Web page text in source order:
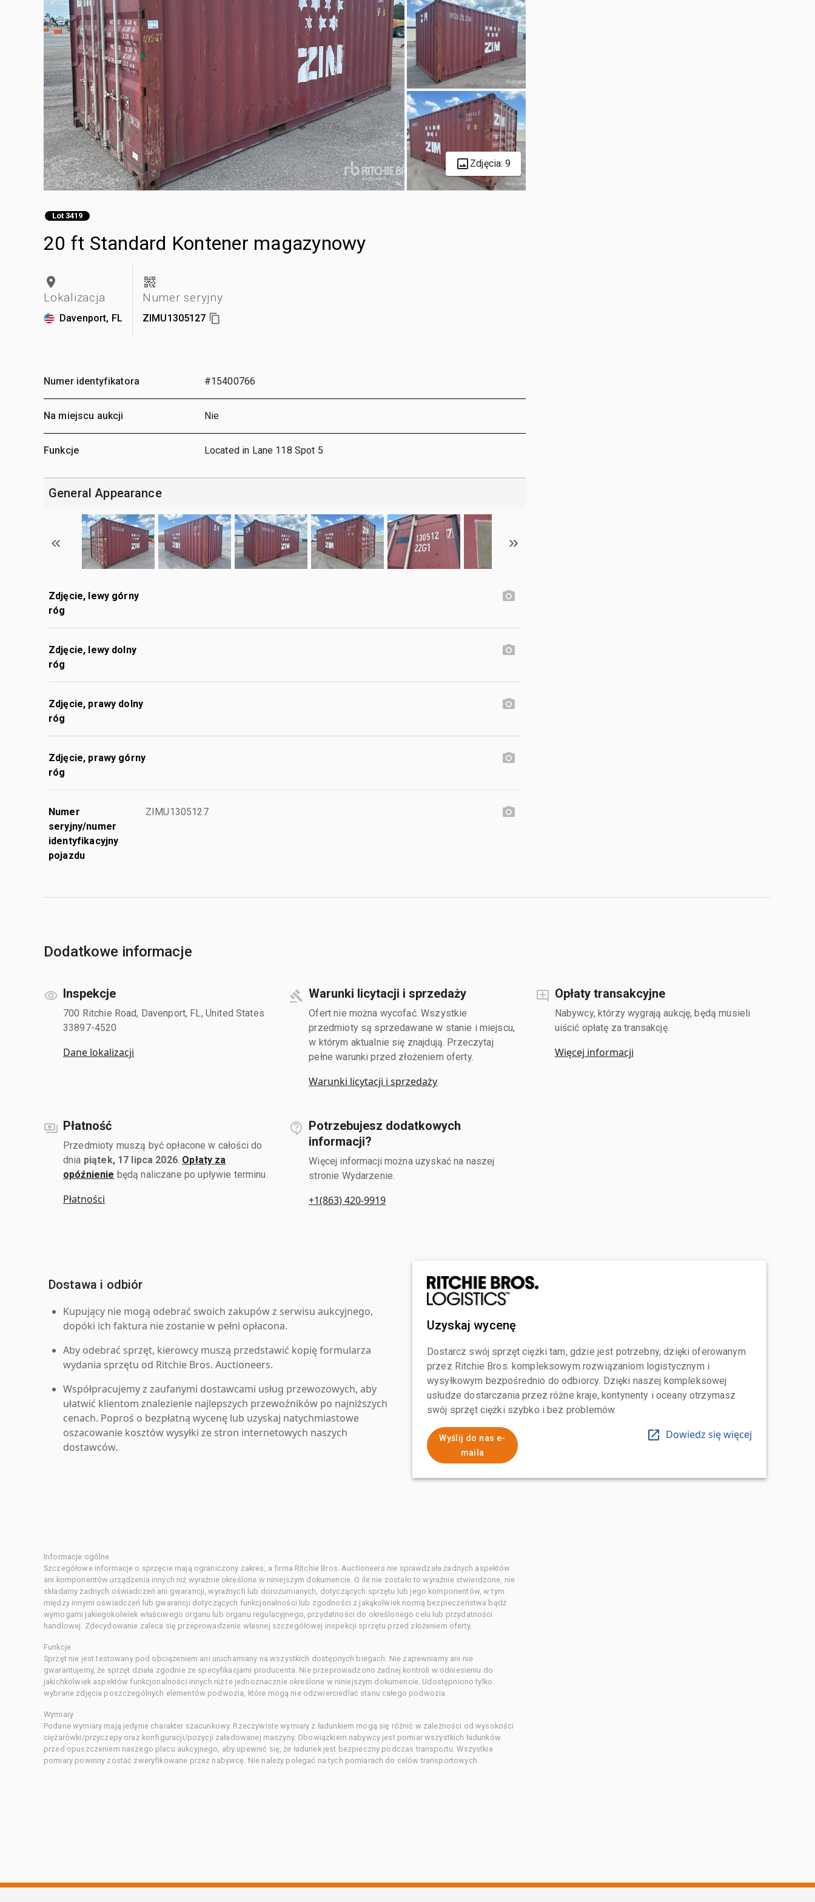
Zdjęcia: 9
Lot 3419
20 ft Standard Kontener magazynowy
Lokalizacja
Davenport, FL
Numer seryjny
ZIMU1305127
Numer identyfikatora #15400766
Na miejscu aukcji Nie
Funkcje Located in Lane 118 Spot 5
General Appearance
Zdjęcie, lewy górny
róg
Zdjęcie, lewy dolny
róg
Zdjęcie, prawy dolny
róg
Zdjęcie, prawy górny
róg
Numer
seryjny/numer
identyfikacyjny
pojazdu
ZIMU1305127
Dodatkowe informacje
Inspekcje
700 Ritchie Road, Davenport, FL, United States
33897-4520
Dane lokalizacji
Warunki licytacji i sprzedaży
Ofert nie można wycofać. Wszystkie
przedmioty są sprzedawane w stanie i miejscu,
w którym aktualnie się znajdują. Przeczytaj
pełne warunki przed złożeniem oferty.
Warunki licytacji i sprzedaży
Opłaty transakcyjne
Nabywcy, którzy wygrają aukcję, będą musieli
uiścić opłatę za transakcję.
Więcej informacji
Płatność
Przedmioty muszą być opłacone w całości do
dnia piątek, 17 lipca 2026. Opłaty za
opóźnienie będą naliczane po upływie terminu.
Płatności
Potrzebujesz dodatkowych
informacji?
Więcej informacji można uzyskać na naszej
stronie Wydarzenie.
+1(863) 420-9919
Dostawa i odbiór
Kupujący nie mogą odebrać swoich zakupów z serwisu aukcyjnego,
dopóki ich faktura nie zostanie w pełni opłacona.
Aby odebrać sprzęt, kierowcy muszą przedstawić kopię formularza
wydania sprzętu od Ritchie Bros. Auctioneers.
Współpracujemy z zaufanymi dostawcami usług przewozowych, aby
ułatwić klientom znalezienie najlepszych przewoźników po najniższych
cenach. Poproś o bezpłatną wycenę lub uzyskaj natychmiastowe
oszacowanie kosztów wysyłki ze stron internetowych naszych
dostawców.
Uzyskaj wycenę
Dostarcz swój sprzęt ciężki tam, gdzie jest potrzebny, dzięki oferowanym
przez Ritchie Bros. kompleksowym rozwiązaniom logistycznym i
wysyłkowym bezpośrednio do odbiorcy. Dzięki naszej kompleksowej
usłudze dostarczania przez różne kraje, kontynenty i oceany otrzymasz
swój sprzęt ciężki szybko i bez problemów.
Wyślij do nas e-
maila
Dowiedz się więcej
Informacje ogólne
Szczegółowe informacje o sprzęcie mają ograniczony zakres, a firma Ritchie Bros. Auctioneers nie sprawdzała żadnych aspektów
ani komponentów urządzenia innych niż wyraźnie określone w niniejszym dokumencie. O ile nie zostało to wyraźnie stwierdzone, nie
składamy żadnych oświadczeń ani gwarancji, wyraźnych lub dorozumianych, dotyczących sprzętu lub jego komponentów, w tym
między innymi oświadczeń lub gwarancji dotyczących funkcjonalności lub zgodności z jakąkolwiek normą bezpieczeństwa bądź
wymogami jakiegokolwiek właściwego organu lub organu regulacyjnego, przydatności do określonego celu lub przydatności
handlowej. Zdecydowanie zaleca się przeprowadzenie własnej szczegółowej inspekcji sprzętu przed złożeniem oferty.
Funkcje
Sprzęt nie jest testowany pod obciążeniem ani uruchamiany na wszystkich dostępnych biegach. Nie zapewniamy ani nie
gwarantujemy, że sprzęt działa zgodnie ze specyfikacjami producenta. Nie przeprowadzono żadnej kontroli w odniesieniu do
jakichkolwiek aspektów funkcjonalności innych niż te jednoznacznie określone w niniejszym dokumencie. Udostępniono tylko
wybrane zdjęcia poszczególnych elementów podwozia, które mogą nie odzwierciedlać stanu całego podwozia.
Wymiary
Podane wymiary mają jedynie charakter szacunkowy. Rzeczywiste wymiary z ładunkiem mogą się różnić w zależności od wysokości
ciężarówki/przyczepy oraz konfiguracji/pozycji załadowanej maszyny. Obowiązkiem nabywcy jest pomiar wszystkich ładunków
przed opuszczeniem naszego placu aukcyjnego, aby upewnić się, że ładunek jest bezpieczny podczas transportu. Wszystkie
pomiary powinny zostać zweryfikowane przez nabywcę. Nie należy polegać na tych pomiarach do celów transportowych.